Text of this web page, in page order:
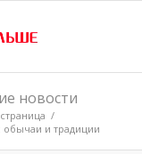
новости
/
обычаи и традиции